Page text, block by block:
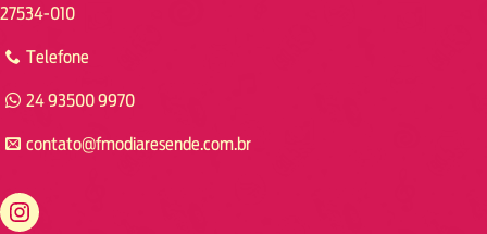
27534-010
Telefone
24 93500 9970
contato@fmodiaresende.com.br
https://www.instagram.com/fmodiaresende